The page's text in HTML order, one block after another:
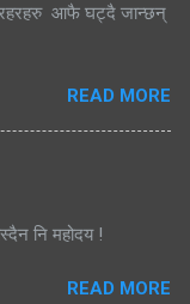
रहरहरु आफै घट्दै जान्छन्
READ MORE
नि महोदय !
READ MORE